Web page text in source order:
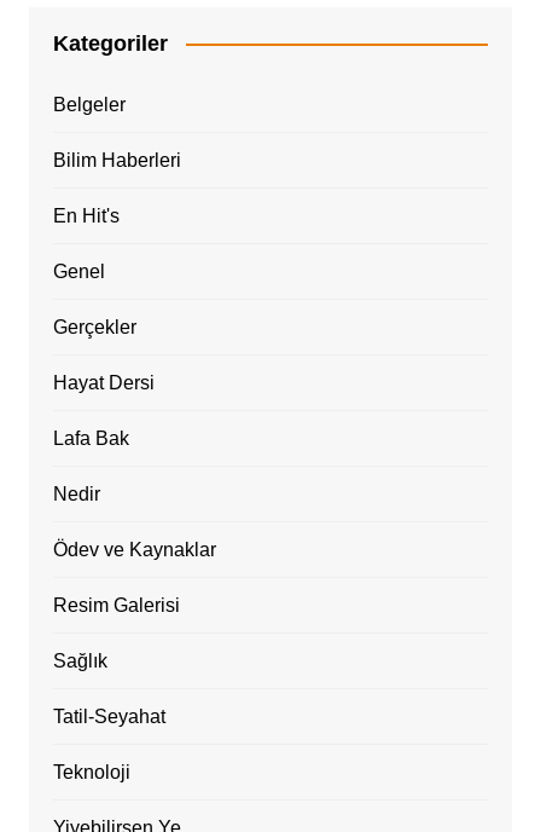
Kategoriler
Belgeler
Bilim Haberleri
En Hit's
Genel
Gerçekler
Hayat Dersi
Lafa Bak
Nedir
Ödev ve Kaynaklar
Resim Galerisi
Sağlık
Tatil-Seyahat
Teknoloji
Yiyebilirsen Ye